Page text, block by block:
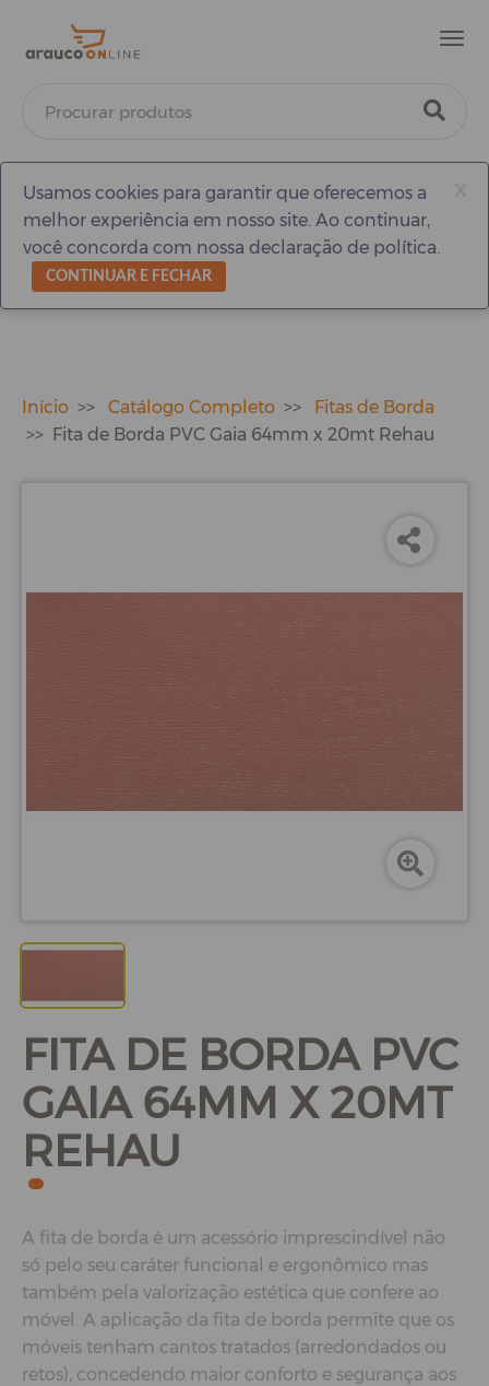
Usamos cookies para garantir que oferecemos a
melhor experiência em nosso site. Ao continuar,
você concorda com nossa declaração de política.
CONTINUAR E FECHAR
Início Catálogo Completo
Fitas de Borda
Fita de Borda PVC Gaia 64mm x 20mt Rehau
FITA DE BORDA PVC
GAIA 64MM X 20MT
REHAU
A fita de borda é um acessório imprescindível não
só pelo seu caráter funcional e ergonômico mas
também pela valorização estética que confere ao
móvel. A aplicação da fita de borda permite que os
móveis tenham cantos tratados (arredondados ou
retos), concedendo maior conforto e segurança aos